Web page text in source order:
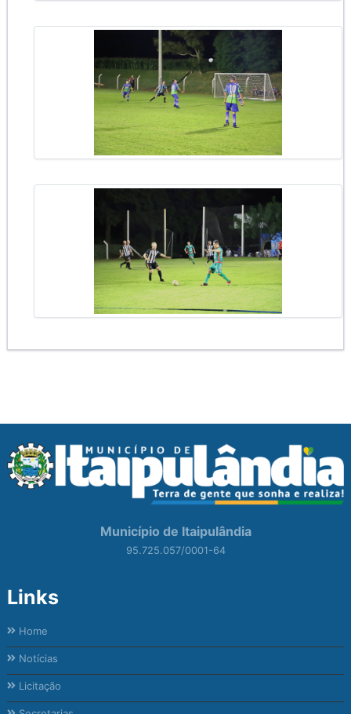
Município de Itaipulândia
95.725.057/0001-64
Links
Home
Notícias
Licitação